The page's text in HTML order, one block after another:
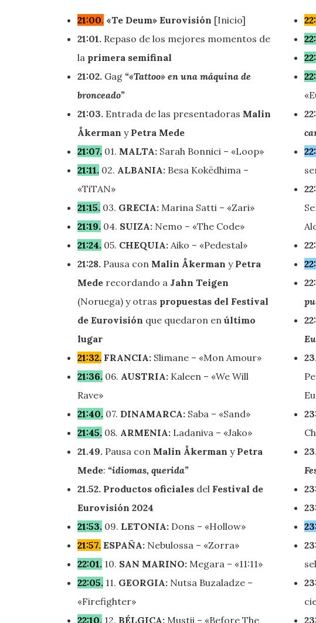
21:00. «Te Deum» Eurovisión [Inicio]
21:01. Repaso de los mejores momentos de
la primera semifinal
21:02. Gag “«Tattoo» en una máquina de
bronceado”
21:03. Entrada de las presentadoras Malin
Åkerman yPetra Mede
21:07. 01. MALTA: Sarah Bonnici – «Loop»
21:11. 02. ALBANIA: Besa Kokëdhima –
«TiTAN»
21:15. 03. GRECIA: Marina Satti – «Zari»
21:19. 04. SUIZA: Nemo – «The Code»
21:24. 05. CHEQUIA: Aiko – «Pedestal»
21:28. Pausa con Malin Åkerman y Petra
Mede recordando a Jahn Teigen
(Noruega) y otras propuestas del Festival
de Eurovisión que quedaron en último
lugar
21:32. FRANCIA: Slimane – «Mon Amour»
21:36. 06. AUSTRIA: Kaleen – «We Will
Rave»
21:40. 07. DINAMARCA: Saba – «Sand»
21:45. 08. ARMENIA: Ladaniva – «Jako»
21.49. Pausa con Malin Åkerman y Petra
Mede: “idiomas, querida”
21.52. Productos oficiales del Festival de
Eurovisión 2024
21:53. 09. LETONIA: Dons – «Hollow»
21:57. ESPAÑA: Nebulossa – «Zorra»
22:01. 10. SAN MARINO: Megara – «11:11»
22:05. 11. GEORGIA: Nutsa Buzaladze –
«Firefighter»
22:10. 12. BÉLGICA: Mustii – «Before The